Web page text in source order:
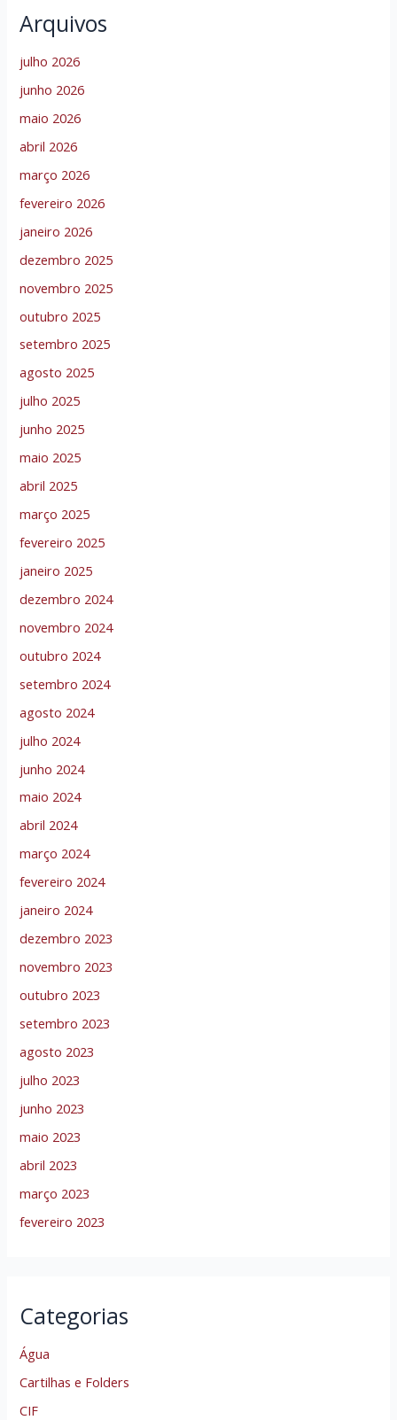
Arquivos
julho 2026
junho 2026
maio 2026
abril 2026
março 2026
fevereiro 2026
janeiro 2026
dezembro 2025
novembro 2025
outubro 2025
setembro 2025
agosto 2025
julho 2025
junho 2025
maio 2025
abril 2025
março 2025
fevereiro 2025
janeiro 2025
dezembro 2024
novembro 2024
outubro 2024
setembro 2024
agosto 2024
julho 2024
junho 2024
maio 2024
abril 2024
março 2024
fevereiro 2024
janeiro 2024
dezembro 2023
novembro 2023
outubro 2023
setembro 2023
agosto 2023
julho 2023
junho 2023
maio 2023
abril 2023
março 2023
fevereiro 2023
Categorias
Água
Cartilhas e Folders
CIF